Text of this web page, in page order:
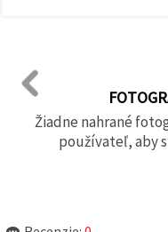
Žiadne nahrané
používateľ, aby